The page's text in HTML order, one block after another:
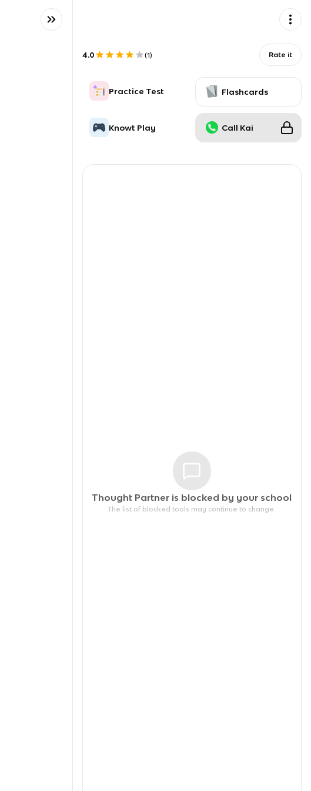
4.0 (1) Rate it
Practice Test Flashcards
Knowt Play Call Kai
Thought Partner is blocked by your school
The list of blocked tools may continue to change.